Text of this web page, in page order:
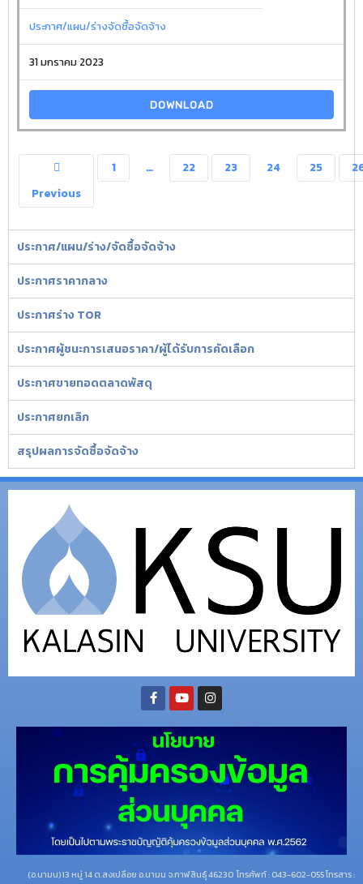
ประกาศ/แผน/ร่างจัดซื้อจัดจ้าง
31 มกราคม 2023
DOWNLOAD
Previous
1 … 22 23 24 25
ประกาศ/แผน/ร่าง/จัดซื้อจัดจ้าง
ประกาศราคากลาง
ประกาศร่าง TOR
ประกาศผู้ชนะการเสนอราคา/ผู้ได้รับการคัดเลือก
ประกาศขายทอดตลาดพัสดุ
ประกาศยกเลิก
สรุปผลการจัดซื้อจัดจ้าง
(อ.นามน)13 หมู่ 14 ต.สงเปลือย อ.นามน จ.กาฬสินธุ์ 46230 โทรศัพท์ : 043-602-055 โทรสาร :